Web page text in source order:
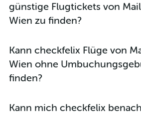
günstige Flugtickets von
Wien zu finden?
Kann checkfelix Flüge von
Wien ohne
finden?
Kann mich checkfelix